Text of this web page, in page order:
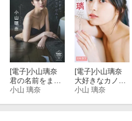
[電子]小山璃奈
君の名前をま
だ、知らないけ
小山 璃奈
[電子]小山璃奈
大好きなカノジ
ョ 【エモカワ
小山 璃奈